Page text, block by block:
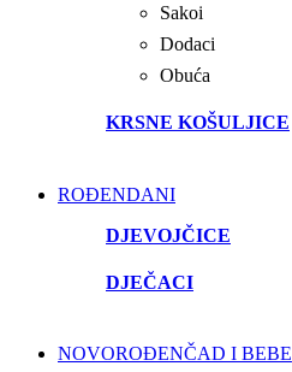
Sakoi
Dodaci
Obuća
KRSNE KOŠULJICE
ROĐENDANI
DJEVOJČICE
DJEČACI
NOVOROĐENČAD I BEBE